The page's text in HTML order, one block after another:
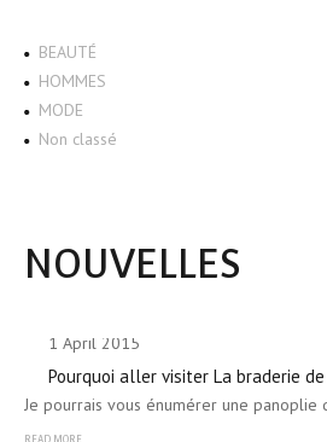
BEAUTÉ
HOMMES
MODE
Non classé
NOUVELLES
1 April 2015
Pourquoi aller visiter La braderie
Je pourrais vous énumérer une panoplie
READ MORE